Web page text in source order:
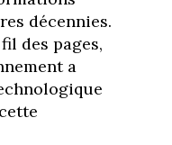
décennies.
des pages,
a